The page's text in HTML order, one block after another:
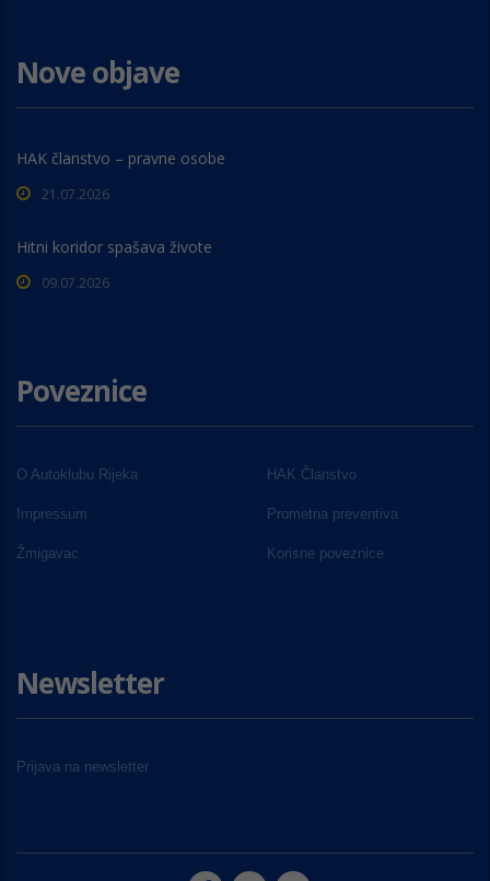
Nove objave
HAK članstvo – pravne osobe
21.07.2026
Hitni koridor spašava živote
09.07.2026
Poveznice
O Autoklubu Rijeka HAK Članstvo
Impressum Prometna preventiva
Žmigavac Korisne poveznice
Newsletter
Prijava na newsletter